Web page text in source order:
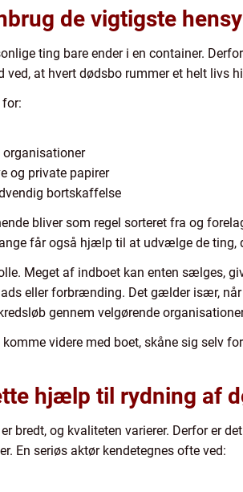
de vigtigste
ting bare ender i en container.
ved, at hvert dødsbo rummer et helt livs
og private papirer
bortskaffelse
bliver som regel sorteret fra og
får også hjælp til at udvælge de ting,
Meget af indboet kan enten sælges,
eller forbrænding. Det gælder især,
gennem velgørende
videre med boet, skåne sig selv
hjælp til rydning af
bredt, og kvaliteten varierer. Derfor er
En seriøs aktør kendetegnes ofte ved: